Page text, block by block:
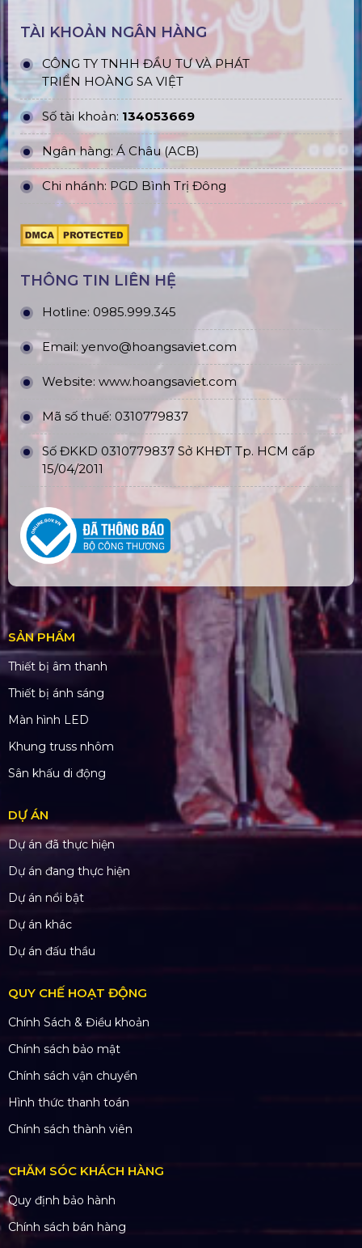
TÀI KHOẢN NGÂN HÀNG
CÔNG TY TNHH ĐẦU TƯ VÀ PHÁT
TRIỂN HOÀNG SA VIỆT
Số tài khoản: 134053669
Ngân hàng: Á Châu (ACB)
Chi nhánh: PGD Bình Trị Đông
THÔNG TIN LIÊN HỆ
Hotline: 0985.999.345
Email: yenvo@hoangsaviet.com
Website: www.hoangsaviet.com
Mã số thuế: 0310779837
Số ĐKKD 0310779837 Sở KHĐT Tp. HCM cấp
15/04/2011
SẢN PHẨM
Thiết bị âm thanh
Thiết bị ánh sáng
Màn hình LED
Khung truss nhôm
Sân khấu di động
DỰ ÁN
Dự án đã thực hiện
Dự án đang thực hiện
Dự án nổi bật
Dự án khác
Dự án đấu thầu
QUY CHẾ HOẠT ĐỘNG
Chính Sách & Điều khoản
Chính sách bảo mật
Chính sách vận chuyển
Hình thức thanh toán
Chính sách thành viên
CHĂM SÓC KHÁCH HÀNG
Quy định bảo hành
Chính sách bán hàng